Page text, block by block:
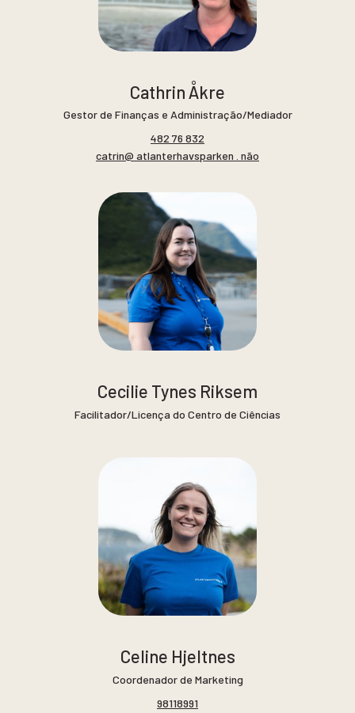
Cathrin Åkre
Gestor de Finanças e Administração/Mediador
482 76 832
catrin@ atlanterhavsparken . não
Cecilie Tynes Riksem
Facilitador/Licença do Centro de Ciências
Celine Hjeltnes
Coordenador de Marketing
98118991